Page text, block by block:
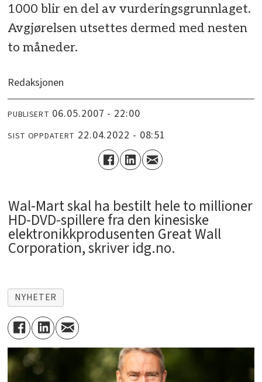
1000 blir en del av vurderingsgrunnlaget.
Avgjørelsen utsettes dermed med nesten
to måneder.
Redaksjonen
PUBLISERT 06.05.2007 - 22:00
SIST OPPDATERT 22.04.2022 - 08:51
Wal-Mart skal ha bestilt hele to millioner
HD-DVD-spillere fra den kinesiske
elektronikkprodusenten Great Wall
Corporation, skriver idg.no.
NYHETER